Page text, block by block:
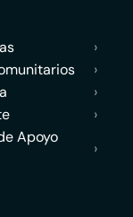
›
›
›
›
Apoyo
›